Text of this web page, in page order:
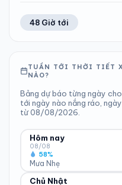
48 Giờ tới
TUẦN TỚI THỜI TIẾT
NÀO?
Bảng dự báo từng ngày
tới ngày nào nắng ráo,
từ 08/08/2026.
Hôm nay
08/08
Mưa Nhẹ
58%
ĐỘ ẨM
Chủ Nhật